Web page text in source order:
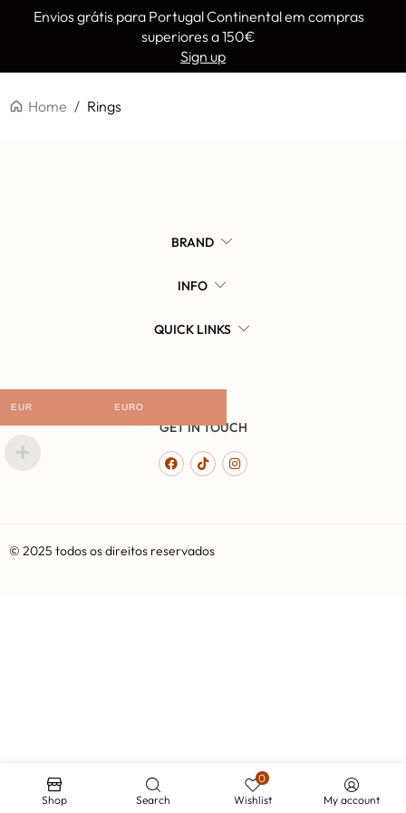
Envios grátis para Portugal Continental em compras
superiores a 150€
Sign up
Home / Rings
BRAND
INFO
QUICK LINKS
GET IN TOUCH
© 2025 todos os direitos reservados
EUR EURO
Shop Search
0
Wishlist
My account